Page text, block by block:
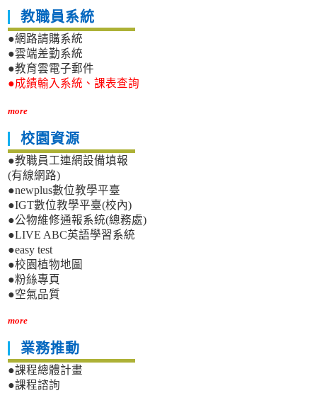
教職員系統
●網路請購系統
●雲端差勤系統
●教育雲電子郵件
●成績輸入系統、課表查詢
more
校園資源
●教職員工連網設備填報
(有線網路)
●newplus數位教學平臺
●IGT數位教學平臺(校內)
●公物維修通報系統(總務處)
●LIVE ABC英語學習系統
●easy test
●校園植物地圖
●粉絲專頁
●空氣品質
more
業務推動
●課程總體計畫
●課程諮詢